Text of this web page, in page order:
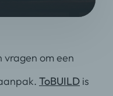
om een
ToBUILD is